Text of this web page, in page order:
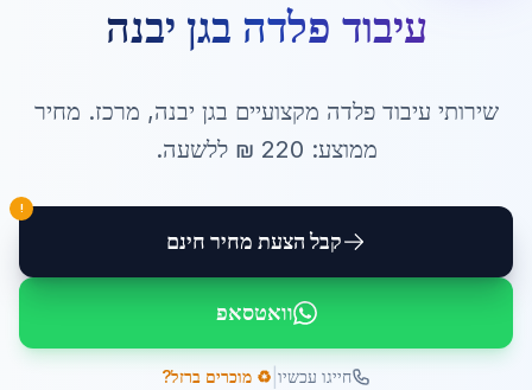
עיבוד פלדה בגן יבנה
שירותי עיבוד פלדה מקצועיים בגן יבנה, מרכז. מחיר
ממוצע: 220 ₪ ללשעה.
קבל הצעת מחיר חינם
!
וואטסאפ
חייגו עכשיו ♻️ מוכרים ברזל?